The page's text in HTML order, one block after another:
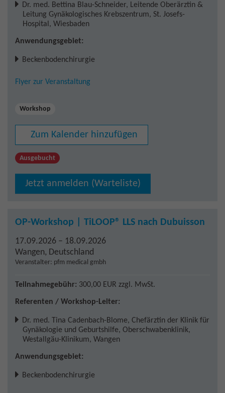
Dr. med. Bettina Blau-Schneider, Leitende Oberärztin &
Leitung Gynäkologisches Krebszentrum, St. Josefs-
Hospital, Wiesbaden
Anwendungsgebiet:
Beckenbodenchirurgie
Flyer zur Veranstaltung
Workshop
Zum Kalender hinzufügen
Ausgebucht
Jetzt anmelden (Warteliste)
OP-Workshop | TiLOOP® LLS nach Dubuisson
17.09.2026 – 18.09.2026
Wangen, Deutschland
Veranstalter: pfm medical gmbh
Teilnahmegebühr: 300,00 EUR zzgl. MwSt.
Referenten / Workshop-Leiter:
Dr. med. Tina Cadenbach-Blome, Chefärztin der Klinik für
Gynäkologie und Geburtshilfe, Oberschwabenklinik,
Westallgäu-Klinikum, Wangen
Anwendungsgebiet:
Beckenbodenchirurgie